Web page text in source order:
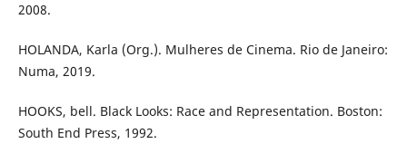
2008.
HOLANDA, Karla (Org.). Mulheres de Cinema. Rio de Janeiro:
Numa, 2019.
HOOKS, bell. Black Looks: Race and Representation. Boston:
South End Press, 1992.